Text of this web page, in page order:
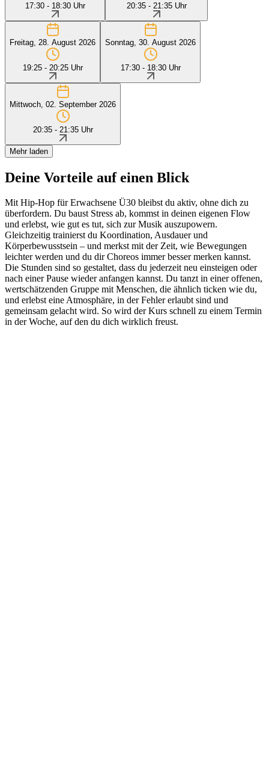
17:30 - 18:30 Uhr 20:35 - 21:35 Uhr
Freitag, 28. August 2026
19:25 - 20:25 Uhr
Sonntag, 30. August 2026
17:30 - 18:30 Uhr
Mittwoch, 02. September 2026
20:35 - 21:35 Uhr
Mehr laden
Deine Vorteile auf einen Blick
Mit Hip-Hop für Erwachsene Ü30 bleibst du aktiv, ohne dich zu
überfordern. Du baust Stress ab, kommst in deinen eigenen Flow
und erlebst, wie gut es tut, sich zur Musik auszupowern.
Gleichzeitig trainierst du Koordination, Ausdauer und
Körperbewusstsein – und merkst mit der Zeit, wie Bewegungen
leichter werden und du dir Choreos immer besser merken kannst.
Die Stunden sind so gestaltet, dass du jederzeit neu einsteigen oder
nach einer Pause wieder anfangen kannst. Du tanzt in einer offenen,
wertschätzenden Gruppe mit Menschen, die ähnlich ticken wie du,
und erlebst eine Atmosphäre, in der Fehler erlaubt sind und
gemeinsam gelacht wird. So wird der Kurs schnell zu einem Termin
in der Woche, auf den du dich wirklich freust.